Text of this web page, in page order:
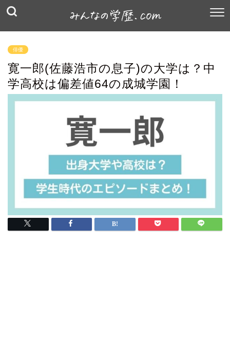
俳優
寛一郎(佐藤浩市の息子)の大学は？中
学高校は偏差値64の成城学園！